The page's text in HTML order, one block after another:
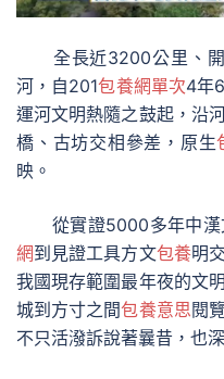
全長近3200公里、開
河，自201包養網單次4年
運河文明熱隨之鼓起，沿
橋、古坊交相參差，原生
映。
從實證5000多年中漢
網到見證工具方文包養明
我國現存範圍最年夜的文
城到方寸之間包養意思閱
不只活潑訴說著曩昔，也